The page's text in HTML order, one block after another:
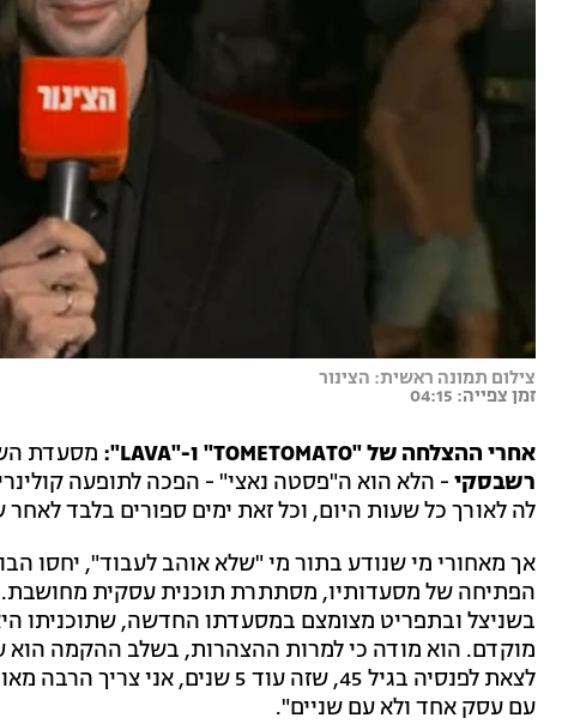
צילום תמונה ראשית: הצינור
זמן צפייה: 04:15
אחרי ההצלחה של "TOMETOMATO" ו-"LAVA": מסעדת
רשבסקי - הלא הוא ה"פסטה נאצי" - הפכה לתופעה
לה לאורך כל שעות היום, וכל זאת ימים ספורים בלבד
אך מאחורי מי שנודע בתור מי "שלא אוהב לעבוד", יחסו
הפתיחה של מסעדותיו, מסתתרת תוכנית עסקית
בשניצל ובתפריט מצומצם במסעדתו החדשה, שתוכניתו
לצאת לפנסיה בגיל 45, שזה עוד 5
עם עסק אחד ולא עם שניים".